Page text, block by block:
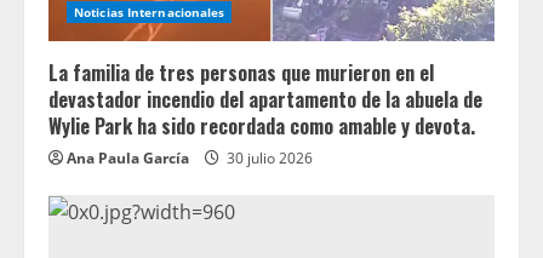
Noticias Internacionales
La familia de tres personas que murieron en el
devastador incendio del apartamento de la abuela de
Wylie Park ha sido recordada como amable y devota.
Ana Paula García 30 julio 2026